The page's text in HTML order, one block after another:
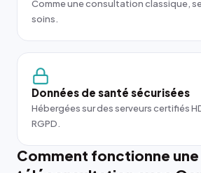
Comme une consultation classique,
soins.
Données de santé sécurisées
Hébergées sur des serveurs certifiés
RGPD.
Comment fonctionne une